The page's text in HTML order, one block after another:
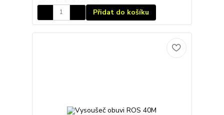
Přidat do košíku